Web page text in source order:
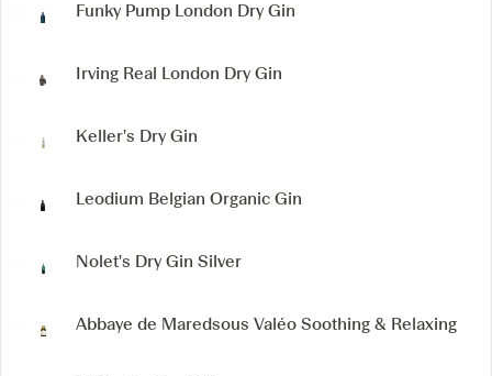
Funky Pump London Dry Gin
Irving Real London Dry Gin
Keller's Dry Gin
Leodium Belgian Organic Gin
Nolet's Dry Gin Silver
Abbaye de Maredsous Valéo Soothing & Relaxing